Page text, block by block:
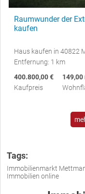
Raumwunder der
kaufen
Haus kaufen in 40822
Entfernung: 1 km
400.800,00 €
Kaufpreis
149,00
Tags:
Immobilienmarkt
Immobilien online